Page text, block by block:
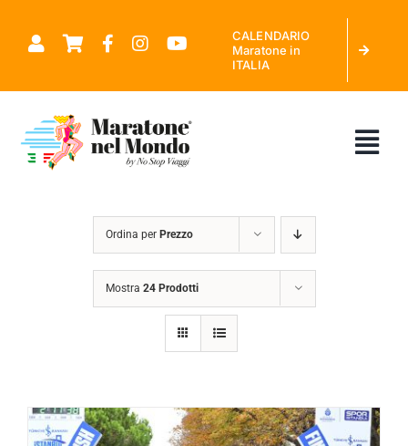
CALENDARIO
Maratone in
ITALIA
CHI SIAMO
MARATONE NEL MONDO
CALENDARIO MARATONE IN ITALIA
Ordina per Prezzo
Mostra 24 Prodotti